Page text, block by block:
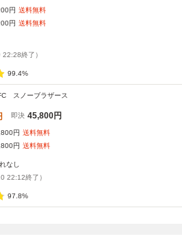
円 送料無料
円 送料無料
22:28終了）
99.4%
スノーブラザース
即決 45,800円
円 送料無料
円 送料無料
なし
22:12終了）
97.8%